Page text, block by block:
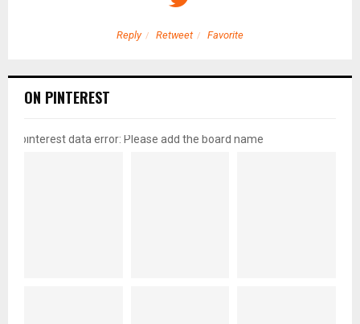
Reply Retweet Favorite
ON PINTEREST
pinterest data error: Please add the board name